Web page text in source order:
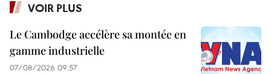
VOIR PLUS
Le Cambodge accélère sa montée en
gamme industrielle
07/08/2026 09:57